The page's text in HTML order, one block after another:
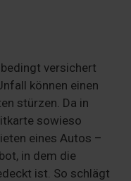
versichert
können einen
stürzen. Da in
sowieso
eines Autos –
in dem die
ist. So schlägt